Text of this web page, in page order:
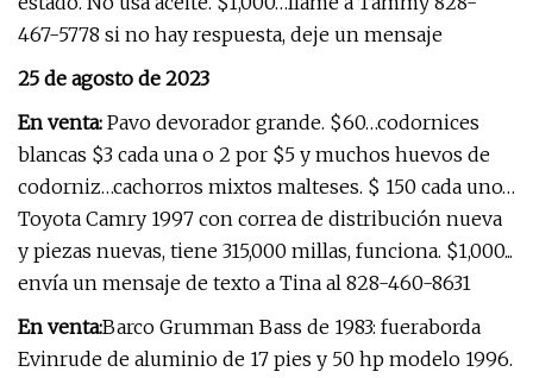
467-5778 si no hay respuesta, deje un mensaje
25 de agosto de 2023
En venta: Pavo devorador grande. $60…codornices
blancas $3 cada una o 2 por $5 y muchos huevos de
codorniz…cachorros mixtos malteses. $ 150 cada uno…
Toyota Camry 1997 con correa de distribución nueva
y piezas nuevas, tiene 315,000 millas, funciona. $1,000...
envía un mensaje de texto a Tina al 828-460-8631
En venta:Barco Grumman Bass de 1983: fueraborda
Evinrude de aluminio de 17 pies y 50 hp modelo 1996.